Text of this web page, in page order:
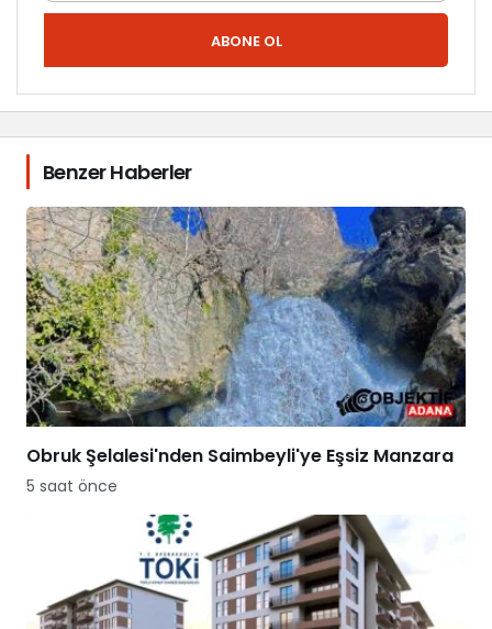
ABONE OL
Benzer Haberler
Obruk Şelalesi'nden Saimbeyli'ye Eşsiz Manzara
5 saat önce